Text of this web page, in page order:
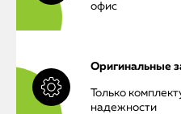
офис
Оригинальные
Только
надежности